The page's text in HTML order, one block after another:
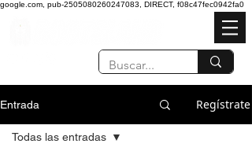
google.com, pub-2505080260247083, DIRECT, f08c47fec0942fa0
Entrada Regístrate
Todas las entradas